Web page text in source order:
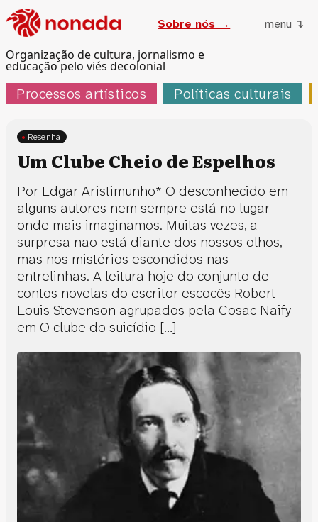
Organização de cultura, jornalismo e
educação pelo viés decolonial
Sobre nós → menu ↴
Processos artísticos Políticas culturais
Resenha
Um Clube Cheio de Espelhos
Por Edgar Aristimunho* O desconhecido em
alguns autores nem sempre está no lugar
onde mais imaginamos. Muitas vezes, a
surpresa não está diante dos nossos olhos,
mas nos mistérios escondidos nas
entrelinhas. A leitura hoje do conjunto de
contos novelas do escritor escocês Robert
Louis Stevenson agrupados pela Cosac Naify
em O clube do suicídio […]